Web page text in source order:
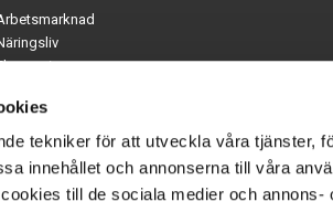
tekniker för att utveckla våra tjänster,
innehållet och annonserna till våra
till de sociala medier och annons-
Utrikes